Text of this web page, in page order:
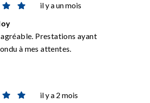
il y a un mois
Prestations ayant
à mes attentes.
il y a 2 mois